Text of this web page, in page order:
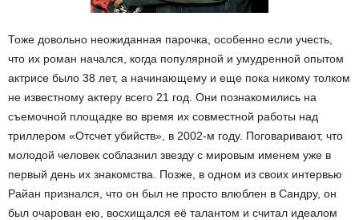
Тоже довольно неожиданная парочка, особенно если учесть,
что их роман начался, когда популярной и умудренной опытом
актрисе было 38 лет, а начинающему и еще пока никому толком
не известному актеру всего 21 год. Они познакомились на
съемочной площадке во время их совместной работы над
триллером «Отсчет убийств», в 2002-м году. Поговаривают, что
молодой человек соблазнил звезду с мировым именем уже в
первый день их знакомства. Позже, в одном из своих интервью
Райан признался, что он был не просто влюблен в Сандру, он
был очарован ею, восхищался её талантом и считал идеалом